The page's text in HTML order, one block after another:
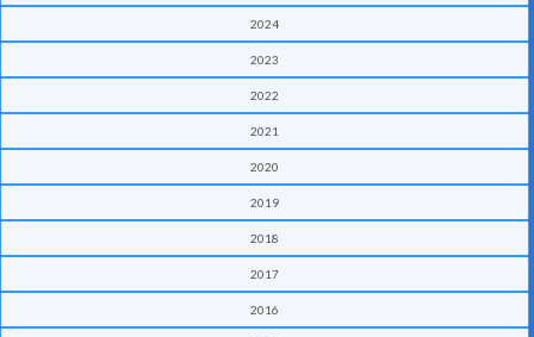
2024
2023
2022
2021
2020
2019
2018
2017
2016